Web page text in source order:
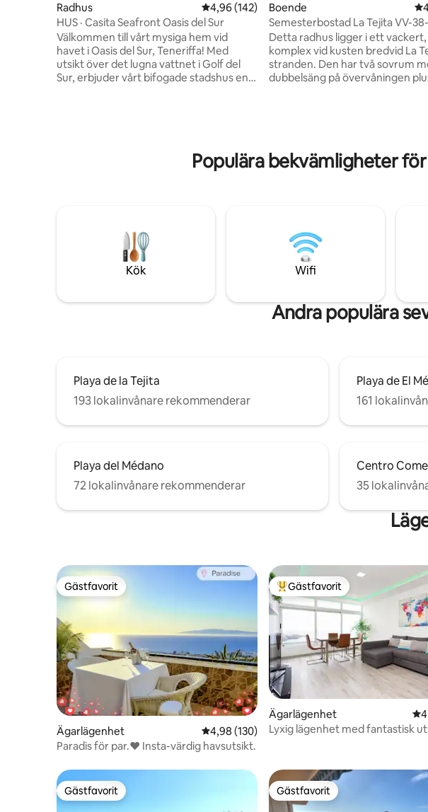
Radhus 4,96 av 5 i genomsnittligt betyg, 142 omdömen
4,96 (142)
HUS · Casita Seafront Oasis del Sur
Välkommen till vårt mysiga hem vid
havet i Oasis del Sur, Teneriffa! Med
utsikt över det lugna vattnet i Golf del
Sur, erbjuder vårt bifogade stadshus en
och en soldränkt terrass perfekt för att
njuta av solen. Ta ett dopp i den
Boende
Semesterbostad La Tejita VV-
0089460
Detta radhus ligger i ett
komplex vid kusten bredvid La
stranden. Den har två sovrum
dubbelsäng på övervåningen
och en tennisbana. Det finns
köpcentrum, stormarknad,
Populära bekvämligheter
Kök Wifi
Andra populära
Playa de la Tejita
193 lokalinvånare rekommenderar
Playa de El
161
Playa del Médano
72 lokalinvånare rekommenderar
Centro
35
Gästfavorit
Gästfavorit
Ägarlägenhet 4,98 av 5 i genomsnittligt betyg, 130
4,98 (130)
Paradis för par.❤️️ Insta-värdig havsutsikt.
Populär gästfavorit
Gästfavorit
Ägarlägenhet
Lyxig lägenhet med fantastisk
Gästfavorit
Gästfavorit Gästfavorit
Gästfavorit